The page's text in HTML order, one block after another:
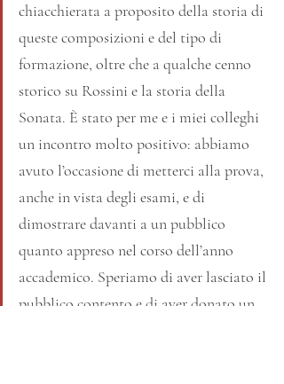
chiacchierata a proposito della storia di
queste composizioni e del tipo di
formazione, oltre che a qualche cenno
storico su Rossini e la storia della
Sonata. È stato per me e i miei colleghi
un incontro molto positivo: abbiamo
avuto l’occasione di metterci alla prova,
anche in vista degli esami, e di
dimostrare davanti a un pubblico
quanto appreso nel corso dell’anno
accademico. Speriamo di aver lasciato il
pubblico contento e di aver donato un